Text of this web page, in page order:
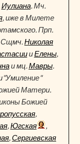
Иулиана. Мч.
, иже в Милете
Прп.
Сщмч.Николая
иЕлены,
и мц.Мавры.
Матери.
Божией
,
,Югская
,
,Сергиевская